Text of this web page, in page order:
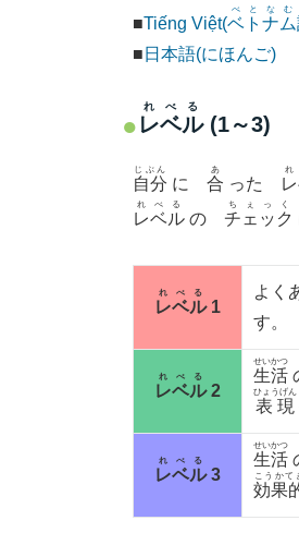
■Tiếng Việt(ベトナ
べとなむ
■ 日本語(にほんご)
レベル
れべる
(1～3)
自分
じぶん
に 合
あ
った
レベル
れべる
の チェック
ちぇっく
レベル
れべる
1
よく
す。
レベル
れべる
2
生活
せいかつ
表現
ひょうげん
レベル
れべる
3
生活
せいかつ
効果
こうかて